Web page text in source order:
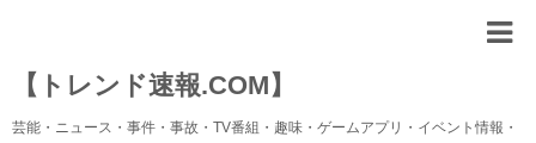
【トレンド速報.COM】
芸能・ニュース・事件・事故・TV番組・趣味・ゲームアプリ・イベント情報・